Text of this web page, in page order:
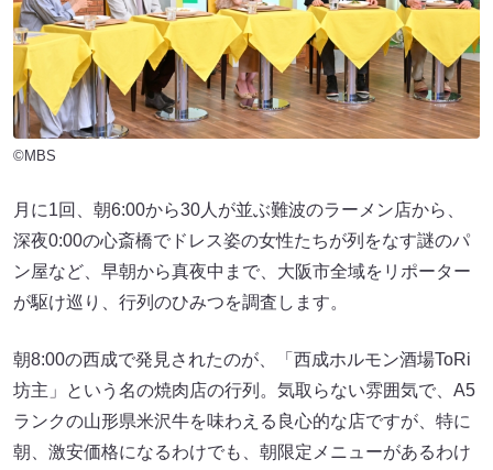
©MBS
月に1回、朝6:00から30人が並ぶ難波のラーメン店から、
深夜0:00の心斎橋でドレス姿の女性たちが列をなす謎のパ
ン屋など、早朝から真夜中まで、大阪市全域をリポーター
が駆け巡り、行列のひみつを調査します。
朝8:00の西成で発見されたのが、「西成ホルモン酒場ToRi
坊主」という名の焼肉店の行列。気取らない雰囲気で、A5
ランクの山形県米沢牛を味わえる良心的な店ですが、特に
朝、激安価格になるわけでも、朝限定メニューがあるわけ